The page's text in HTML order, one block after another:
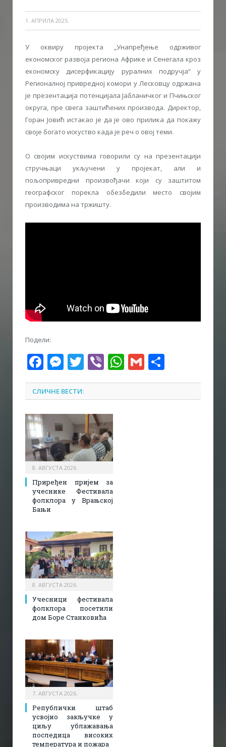
1. АПРИЛА 2025.
У оквиру пројекта „Унапређење одрживог
економског развоја региона Африке и Сенегала кроз
економску дисерфикацију руралних подручја“ у
Регионалној привредној комори у Лесковцу одржана
је презентација потенцијала Јабланичког и Пчињског
округа, пре свега заштићених производа. Директор,
Горан Јовић истакао је да је ово прилика да покажу
своје богато искуство када је реч о овој теми.
О својим искуствима говорили су на презентацији
стручњаци укључени у пројекат, али и
пољопривредни произвођачи који су заштитом
географског порекла обезбедили место својим
производима на тржишту.
Подели:
Facebook
Messenger
Twitter
ViberWhatsApp
Gmail
СЛИЧНЕ ВЕСТИ:
8. АВГУСТА 2026.
Приређен пријем за
учеснике Фестивала
фолклора у Врањској
Бањи
8. АВГУСТА 2026.
Учесници фестивала
фолклора посетили
дом Боре Станковића
7. АВГУСТА 2026.
Републички штаб
усвојио закључке у
циљу ублажавања
последица високих
температура и пожара​